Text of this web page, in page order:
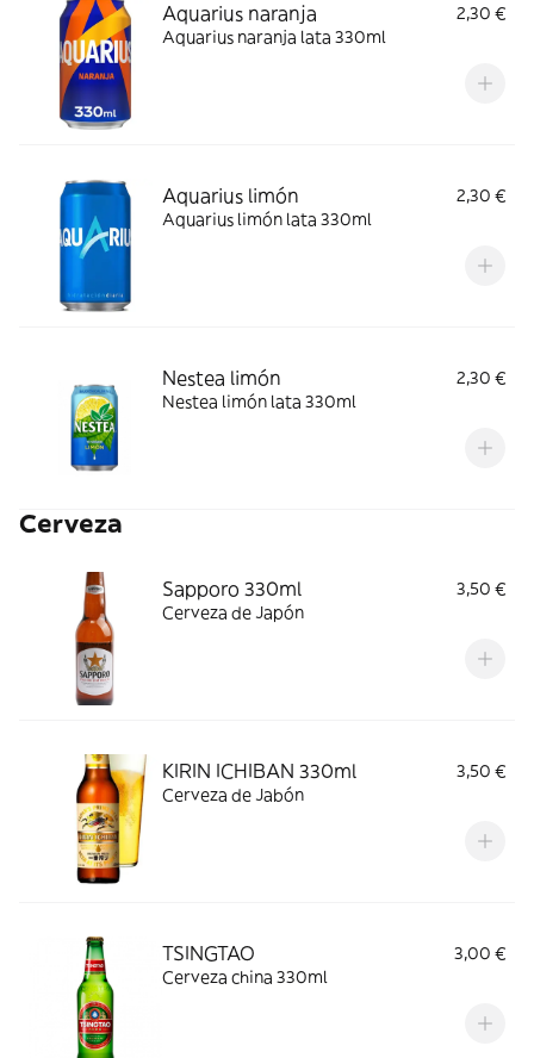
Aquarius naranja
2,30 €
Aquarius naranja lata 330ml
Aquarius limón
2,30 €
Aquarius limón lata 330ml
Nestea limón
2,30 €
Nestea limón lata 330ml
Cerveza
Sapporo 330ml
3,50 €
Cerveza de Japón
KIRIN ICHIBAN 330ml
3,50 €
Cerveza de Jabón
TSINGTAO
3,00 €
Cerveza china 330ml